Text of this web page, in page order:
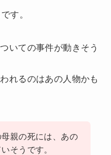
す。
いての事件が動きそう
れるのはあの人物かも
親の死には、あの
そうです。